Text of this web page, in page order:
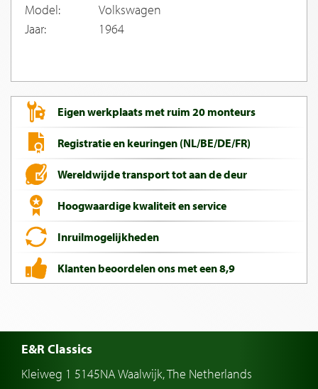
Model:
Volkswagen
Jaar:
1964
Eigen werkplaats met ruim 20 monteurs
Registratie en keuringen (NL/BE/DE/FR)
Wereldwijde transport tot aan de deur
Hoogwaardige kwaliteit en service
Inruilmogelijkheden
Klanten beoordelen ons met een 8,9
E&R Classics
Kleiweg 1 5145NA Waalwijk, The Netherlands